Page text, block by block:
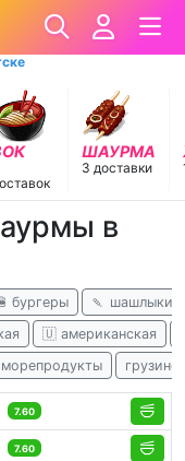
ШАУРМА
3 доставки
в
бургеры
🍡 шашлыки
🇺 американская
морепродукты
7.60
7.60